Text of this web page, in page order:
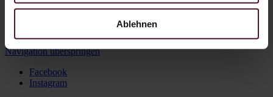
Ablehnen
Weißwein Senf zu einem wahren Festmahl.
Navigation überspringen
Facebook
Instagram